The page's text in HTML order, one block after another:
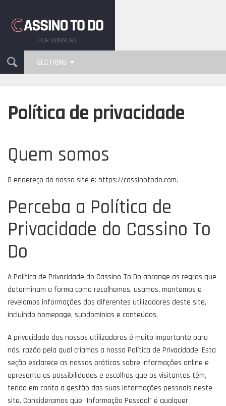
FOR WINNERS
SECTIONS
Política de privacidade
Quem somos
O endereço do nosso site é: https://cassinotodo.com.
Perceba a Política de
Privacidade do Cassino To
Do
A Política de Privacidade do Cassino To Do abrange as regras que
determinam a forma como recolhemos, usamos, mantemos e
revelamos informações dos diferentes utilizadores deste site,
incluindo homepage, subdomínios e conteúdos.
A privacidade dos nossos utilizadores é muito importante para
nós, razão pela qual criamos a nossa Política de Privacidade. Esta
seção esclarece as nossas práticas sobre informações online e
apresenta as possibilidades e escolhas que os visitantes têm,
tendo em conta a gestão das suas informações pessoais neste
site. Consideramos que “Informação Pessoal” é qualquer